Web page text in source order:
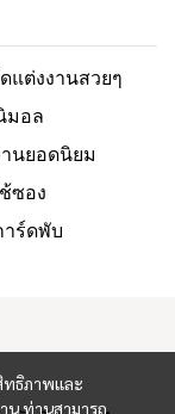
แต่งงานสวยๆ
มอล
นยอดนิยม
ซอง
าร์ดพับ
ทธิภาพและ
น ท่านสามารถ